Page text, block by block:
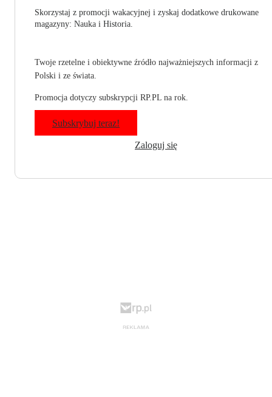
Skorzystaj z promocji wakacyjnej i zyskaj dodatkowe drukowane
magazyny: Nauka i Historia.
Twoje rzetelne i obiektywne źródło najważniejszych informacji z
Polski i ze świata.
Promocja dotyczy subskrypcji RP.PL na rok.
Subskrybuj teraz!
Zaloguj się